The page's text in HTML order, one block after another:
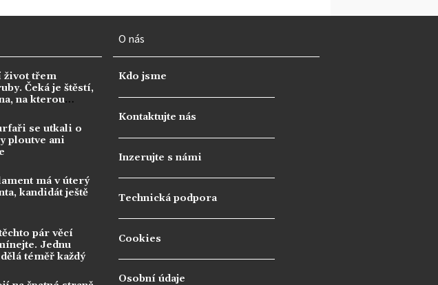
život třem
Čeká je štěstí,
na kterou
se utkali o
ploutve ani
má v úterý
kandidát ještě
pár věcí
Jednu
téměř každý
O nás
Kdo jsme
Kontaktujte nás
Inzerujte s námi
Technická podpora
Cookies
Osobní údaje